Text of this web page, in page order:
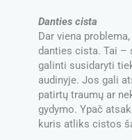
Danties cista
Dar viena
danties cista. Tai –
galinti susidaryti
audinyje. Jos gali
patirtų traumų ar
gydymo. Ypač
kuris atliks cistos